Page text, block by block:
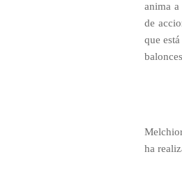
anima a
de
que
ha